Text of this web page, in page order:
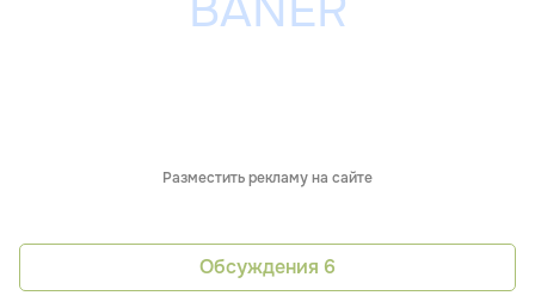
Разместить рекламу на сайте
Обсуждения 6